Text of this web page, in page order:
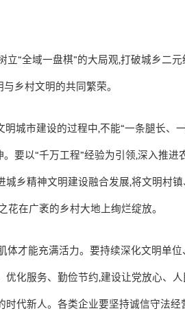
立“全域一盘棋”的大局观,打破城乡二元
乡村文明的共同繁荣。
明城市建设的过程中,不能“一条腿长、
。要以“千万工程”经验为引领,深入推进
城乡精神文明建设融合发展,将文明村
花在广袤的乡村大地上绚烂绽放。
体才能充满活力。要持续深化文明单
优化服务、勤俭节约,建设让党放心、人
时代新人。各类企业要坚持诚信守法经